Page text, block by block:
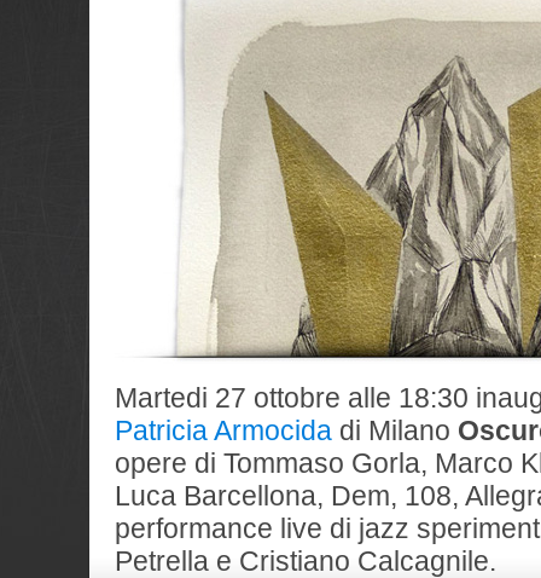
Martedi 27 ottobre alle 18:30
Patricia Armocida di Milano
opere di Tommaso Gorla, Marco
Luca Barcellona, Dem, 108,
performance live di jazz
Petrella e Cristiano Calcagnile.